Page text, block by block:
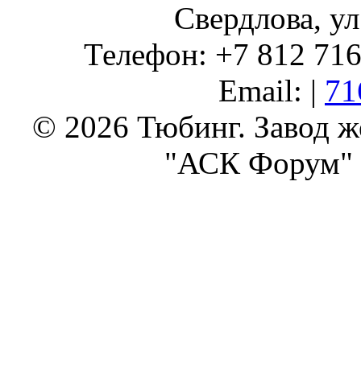
Свердлова,
Телефон: +7 812
Email: |
© 2026 Тюбинг. Завод
"АСК Форум"